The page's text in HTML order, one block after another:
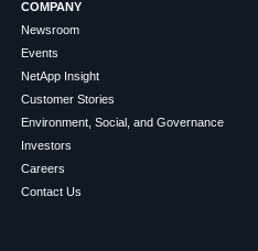
COMPANY
Newsroom
Events
NetApp Insight
Customer Stories
Environment, Social, and Governance
Investors
Careers
Contact Us